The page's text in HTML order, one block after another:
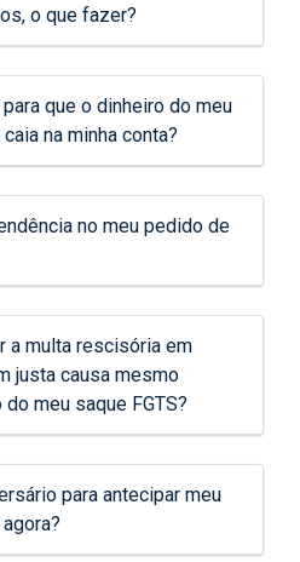
o que fazer?
que o dinheiro do meu
na minha conta?
no meu pedido de
a multa rescisória em
justa causa mesmo
meu saque FGTS?
para antecipar meu